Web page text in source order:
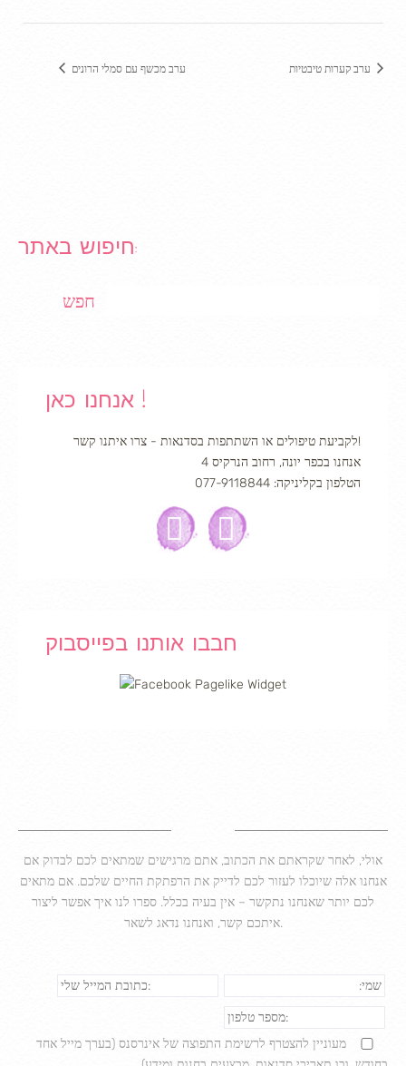
ערב מכשף עם סמלי הרונים
חיפוש באתר:
אנחנו כאן !
לקביעת טיפולים או השתתפות בסדנאות - צרו איתנו קשר!
אנחנו בכפר יונה, רחוב הנרקיס 4
הטלפון בקליניקה: 077-9118844
חבבו אותנו בפייסבוק
אולי, לאחר שקראתם את הכתוב, אתם מרגישים שמתאים לכם לבדוק אם
אנחנו אלה שיוכלו לעזור לכם לדייק את הרפתקת החיים שלכם. אם מתאים
לכם יותר שאנחנו נתקשר – אין בעיה בכלל. ספרו לנו איך אפשר ליצור
איתכם קשר, ואנחנו נדאג לשאר.
מעוניין להצטרף לרשימת התפוצה של אינרסנס (בערך מייל אחד